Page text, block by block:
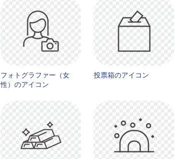
フォトグラファー（女
性）のアイコン
投票箱のアイコン